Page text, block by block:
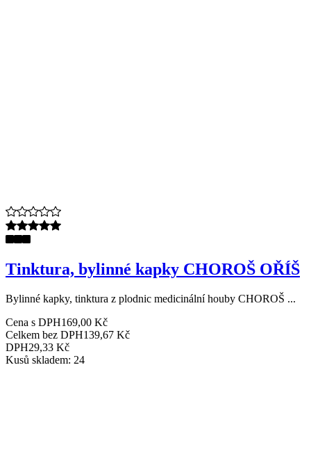
Tinktura, bylinné kapky CHOROŠ OŘÍŠ
Bylinné kapky, tinktura z plodnic medicinální houby CHOROŠ ...
Cena s DPH169,00 Kč
Celkem bez DPH139,67 Kč
DPH29,33 Kč
Kusů skladem: 24